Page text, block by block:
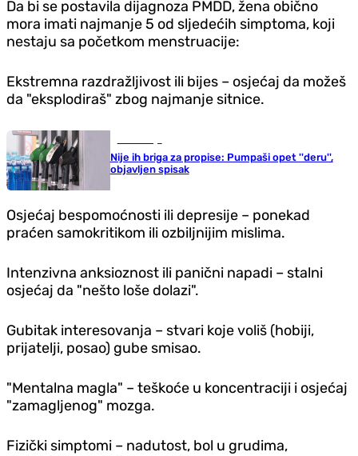
Da bi se postavila dijagnoza PMDD, žena obično
mora imati najmanje 5 od sljedećih simptoma, koji
nestaju sa početkom menstruacije:
Ekstremna razdražljivost ili bijes – osjećaj da možeš
da "eksplodiraš" zbog najmanje sitnice.
Nije ih briga za propise: Pumpaši opet ''deru'',
objavljen spisak
Osjećaj bespomoćnosti ili depresije – ponekad
praćen samokritikom ili ozbiljnijim mislima.
Intenzivna anksioznost ili panični napadi – stalni
osjećaj da "nešto loše dolazi".
Gubitak interesovanja – stvari koje voliš (hobiji,
prijatelji, posao) gube smisao.
"Mentalna magla" – teškoće u koncentraciji i osjećaj
"zamagljenog" mozga.
Fizički simptomi – nadutost, bol u grudima,